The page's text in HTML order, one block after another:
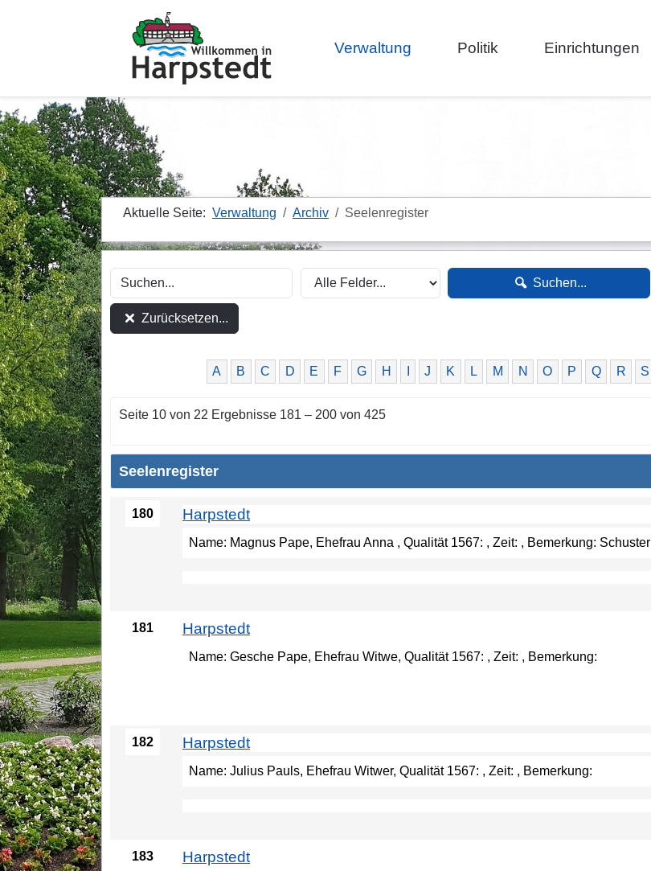
Verwaltung Politik Einrichtungen
Aktuelle Seite: Verwaltung Archiv Seelenregister
Suchen...
Zurücksetzen...
A B C D E F G H J K L M N O P Q R S
Seite 10 von 22 Ergebnisse 181 – 200 von 425
Seelenregister
180 Harpstedt
Name: Magnus Pape, Ehefrau Anna , Qualität 1567: , Zeit: , Bemerkung: Schuster
181 Harpstedt
Name: Gesche Pape, Ehefrau Witwe, Qualität 1567: , Zeit: , Bemerkung:
182 Harpstedt
Name: Julius Pauls, Ehefrau Witwer, Qualität 1567: , Zeit: , Bemerkung:
183 Harpstedt